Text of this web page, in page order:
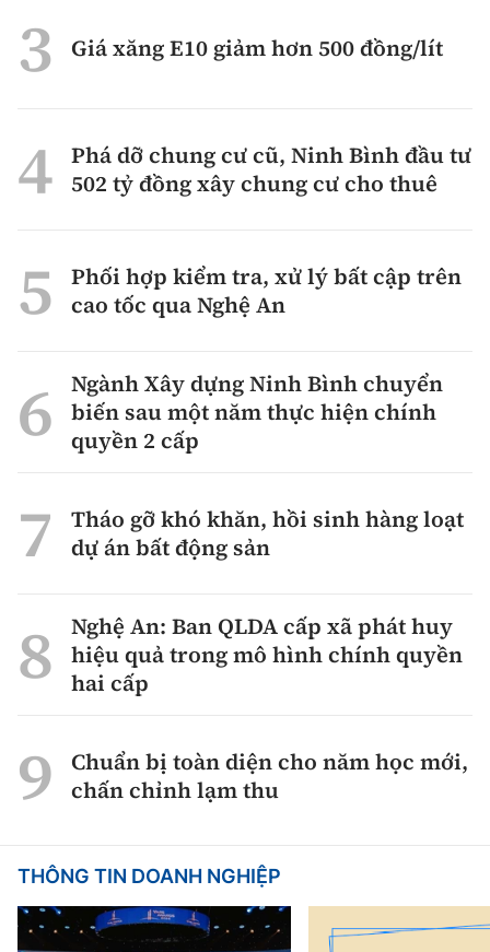
Giá xăng E10 giảm hơn 500 đồng/lít
Phá dỡ chung cư cũ, Ninh Bình đầu tư
502 tỷ đồng xây chung cư cho thuê
Phối hợp kiểm tra, xử lý bất cập trên
cao tốc qua Nghệ An
Ngành Xây dựng Ninh Bình chuyển
biến sau một năm thực hiện chính
quyền 2 cấp
Tháo gỡ khó khăn, hồi sinh hàng loạt
dự án bất động sản
Nghệ An: Ban QLDA cấp xã phát huy
hiệu quả trong mô hình chính quyền
hai cấp
Chuẩn bị toàn diện cho năm học mới,
chấn chỉnh lạm thu
THÔNG TIN DOANH NGHIỆP